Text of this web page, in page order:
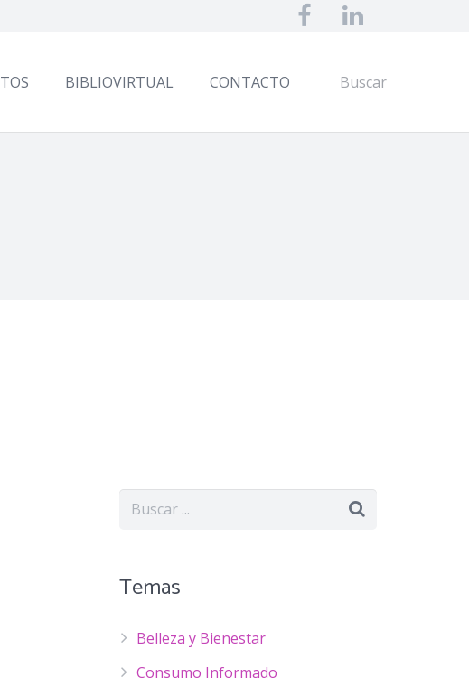
BIBLIOVIRTUAL CONTACTO
Temas
Belleza y Bienestar
Consumo Informado